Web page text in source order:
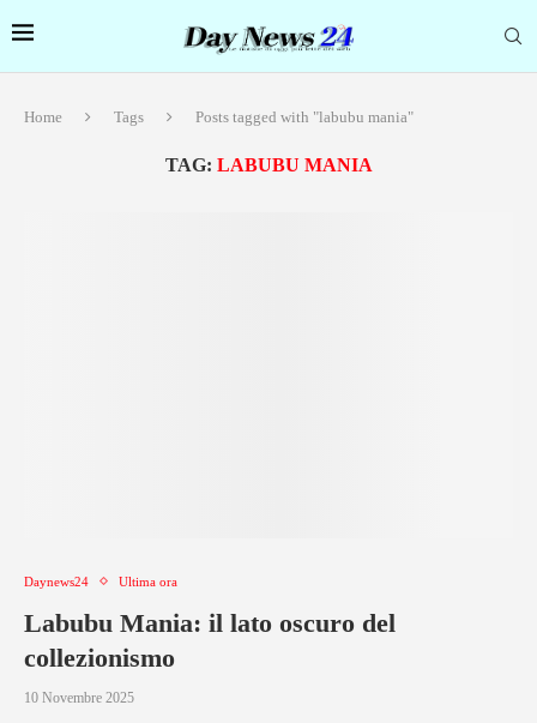
Home Tags Posts tagged with "labubu mania"
TAG: LABUBU MANIA
Daynews24 Ultima ora
Labubu Mania: il lato oscuro del
collezionismo
10 Novembre 2025